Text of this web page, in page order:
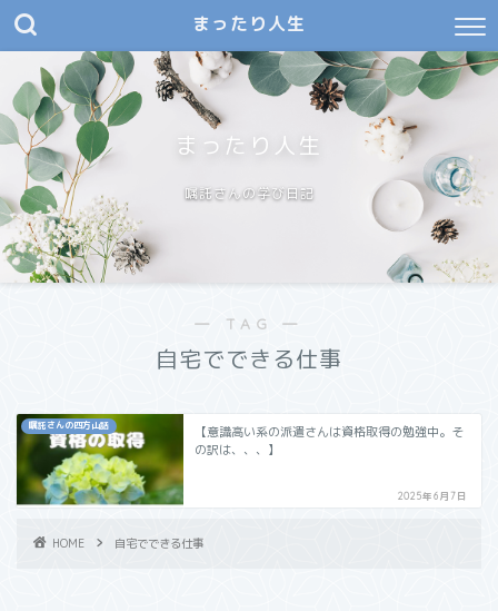
まったり人生
まったり人生
嘱託さんの学び日記
― TAG ―
自宅でできる仕事
嘱託さんの四方山話
【意識高い系の派遣さんは資格取得の勉強中。そ
の訳は、、、】
2025年6月7日
HOME 自宅でできる仕事